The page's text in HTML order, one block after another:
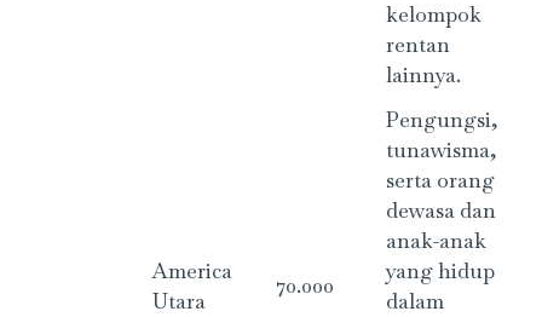
kelompok
rentan
lainnya.
America
Utara
70.000
Pengungsi,
tunawisma,
serta orang
dewasa dan
anak-anak
yang hidup
dalam